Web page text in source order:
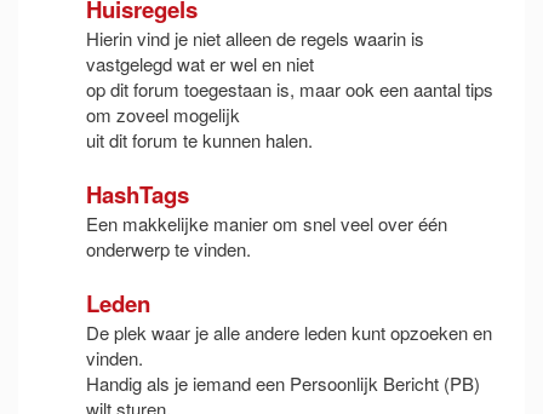
Huisregels
Hierin vind je niet alleen de regels waarin is
vastgelegd wat er wel en niet
op dit forum toegestaan is, maar ook een aantal tips
om zoveel mogelijk
uit dit forum te kunnen halen.
HashTags
Een makkelijke manier om snel veel over één
onderwerp te vinden.
Leden
De plek waar je alle andere leden kunt opzoeken en
vinden.
Handig als je iemand een Persoonlijk Bericht (PB)
wilt sturen,